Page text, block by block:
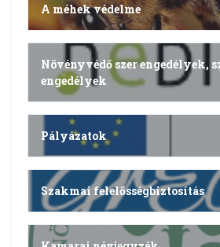
A méhek védelme
Növényvédő szer engedélyek,
engedélyek
Pályázatok
Szakmai felelősségbiztosítás